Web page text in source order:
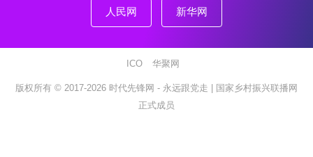
人民网 新华网
ICO 华聚网
版权所有 © 2017-2026 时代先锋网 - 永远跟党走 | 国家乡村振兴联播网
正式成员